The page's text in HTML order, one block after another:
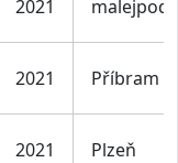
2021
2021 Příbram
2021 Plzeň